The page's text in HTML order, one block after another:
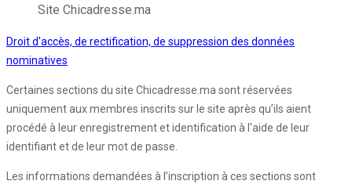
Site Chicadresse.ma
Droit d'accès, de rectification, de suppression des données
nominatives
Certaines sections du site Chicadresse.ma sont réservées
uniquement aux membres inscrits sur le site après qu’ils aient
procédé à leur enregistrement et identification à l'aide de leur
identifiant et de leur mot de passe.
Les informations demandées à l’inscription à ces sections sont